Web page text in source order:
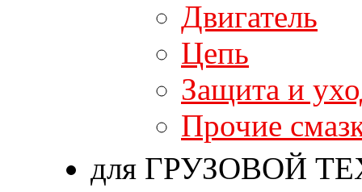
Двигатель
Цепь
Защита и
Прочие
для ГРУЗОВОЙ